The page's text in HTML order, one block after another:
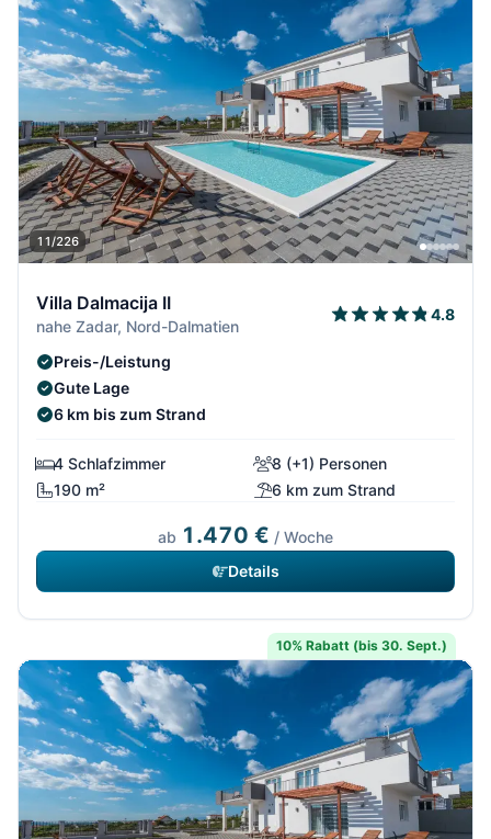
11/226
Villa Dalmacija II
nahe Zadar, Nord-Dalmatien
4.8
Preis-/Leistung
Gute Lage
6 km bis zum Strand
4 Schlafzimmer
8 (+1) Personen
190 m²
6 km zum Strand
ab 1.470 € / Woche
Details
10% Rabatt (bis 30. Sept.)